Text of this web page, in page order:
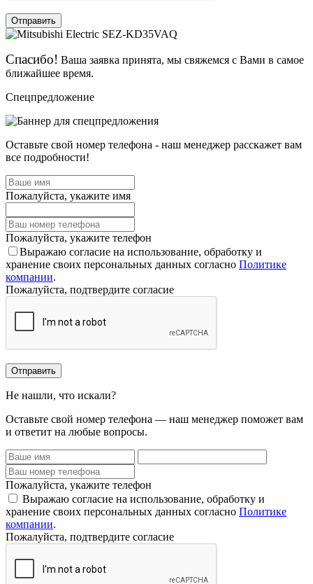
Отправить
Спасибо! Ваша заявка принята, мы свяжемся с Вами в самое
ближайшее время.
Спецпредложение
Оставьте свой номер телефона - наш менеджер расскажет вам
все подробности!
Пожалуйста, укажите имя
Пожалуйста, укажите телефон
Выражаю согласие на использование, обработку и
хранение своих персональных данных согласно Политике
компании.
Пожалуйста, подтвердите согласие
Отправить
Не нашли, что искали?
Оставьте свой номер телефона — наш менеджер поможет вам
и ответит на любые вопросы.
Пожалуйста, укажите телефон
Выражаю согласие на использование, обработку и
хранение своих персональных данных согласно Политике
компании.
Пожалуйста, подтвердите согласие